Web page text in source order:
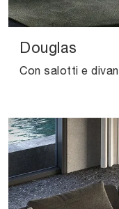
Douglas